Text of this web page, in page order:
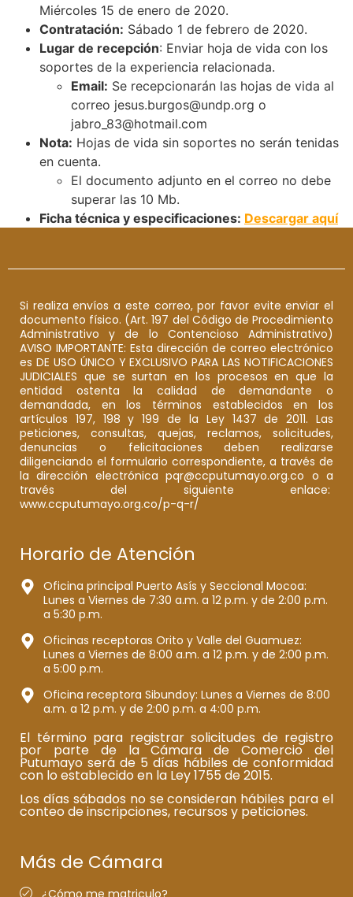
Miércoles 15 de enero de 2020.
Contratación: Sábado 1 de febrero de 2020.
Lugar de recepción: Enviar hoja de vida con los
soportes de la experiencia relacionada.
Email: Se recepcionarán las hojas de vida al
correo jesus.burgos@undp.org o
jabro_83@hotmail.com
Nota: Hojas de vida sin soportes no serán tenidas
en cuenta.
El documento adjunto en el correo no debe
superar las 10 Mb.
Ficha técnica y especificaciones: Descargar aquí
Si realiza envíos a este correo, por favor evite enviar el
documento físico. (Art. 197 del Código de Procedimiento
Administrativo y de lo Contencioso Administrativo)
AVISO IMPORTANTE: Esta dirección de correo electrónico
es DE USO ÚNICO Y EXCLUSIVO PARA LAS NOTIFICACIONES
JUDICIALES que se surtan en los procesos en que la
entidad ostenta la calidad de demandante o
demandada, en los términos establecidos en los
artículos 197, 198 y 199 de la Ley 1437 de 2011. Las
peticiones, consultas, quejas, reclamos, solicitudes,
denuncias o felicitaciones deben realizarse
diligenciando el formulario correspondiente, a través de
la dirección electrónica pqr@ccputumayo.org.co o a
través del siguiente enlace:
www.ccputumayo.org.co/p-q-r/
Horario de Atención
Oficina principal Puerto Asís y Seccional Mocoa:
Lunes a Viernes de 7:30 a.m. a 12 p.m. y de 2:00 p.m.
a 5:30 p.m.
Oficinas receptoras Orito y Valle del Guamuez:
Lunes a Viernes de 8:00 a.m. a 12 p.m. y de 2:00 p.m.
a 5:00 p.m.
Oficina receptora Sibundoy: Lunes a Viernes de 8:00
a.m. a 12 p.m. y de 2:00 p.m. a 4:00 p.m.
El término para registrar solicitudes de registro
por parte de la Cámara de Comercio del
Putumayo será de 5 días hábiles de conformidad
con lo establecido en la Ley 1755 de 2015.
Los días sábados no se consideran hábiles para el
conteo de inscripciones, recursos y peticiones.
Más de Cámara